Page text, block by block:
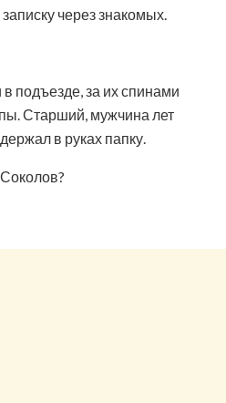
через знакомых.
подъезде, за их спинами
Старший, мужчина лет
в руках папку.